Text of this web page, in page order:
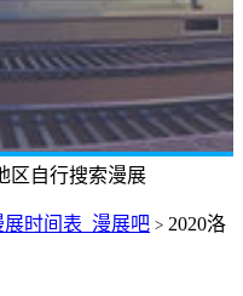
区自行搜索漫展
展时间表_漫展吧 > 2020洛